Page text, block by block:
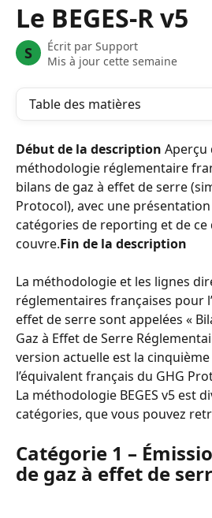
Le BEGES-R v5
S Écrit par Support
Mis à jour cette semaine
Table des matières
Début de la description Aperçu
méthodologie réglementaire
bilans de gaz à effet de serre
Protocol), avec une
catégories de reporting et de ce
couvre.Fin de la description
La méthodologie et les lignes
réglementaires françaises pour
effet de serre sont appelées «
Gaz à Effet de Serre
version actuelle est la cinquième
l’équivalent français du GHG
La méthodologie BEGES v5 est
catégories, que vous pouvez
Catégorie 1 –
de gaz à effet de